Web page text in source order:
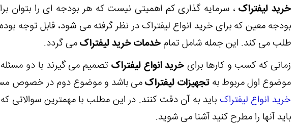
خرید لیفتراک، سرمایه گذاری کم اهمیتی نیست که هر بودجه ای را بتوان
بودجه معین که برای خرید انواع لیفتراک در نظر گرفته می شود، قابل توجه
طلب می کند. این جمله شامل تمامخدمات خرید لیفتراکمی گردد.
زمانی که کسب و کارها برایخرید انواع لیفتراک تصمیم می گیرند با دو
موضوع اول مربوط بهتجهیزات لیفتراکمی باشد و موضوع دوم در خصوص
خرید انواع لیفتراکباید به آن دقت کنند. در این مطلب با مهمترین سوالاتی
باید آنها را مطرح کنید آشنا می شوید.